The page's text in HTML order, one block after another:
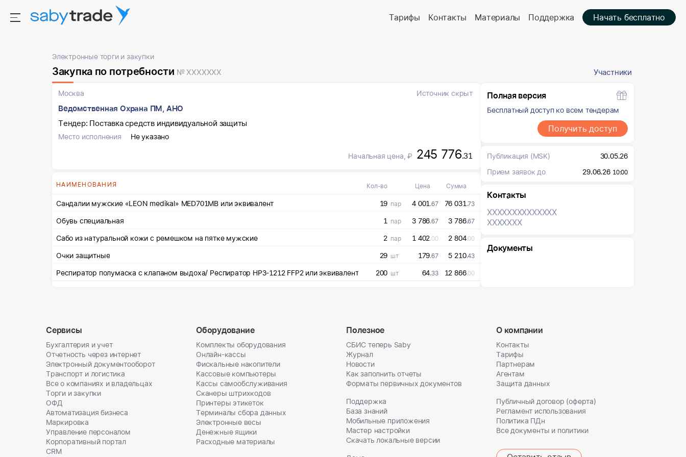
Тарифы Контакты Материалы Поддержка Начать бесплатно
Электронные торги и закупки
Закупка по потребности № XXXXXXX Участники
Москва Источник скрыт
Ведомственная Охрана ПМ, АНО
Тендер: Поставка средств индивидуальной защиты
Место исполнения Не указано
Начальная цена, ₽ 245 776.31
НАИМЕНОВАНИЯ Кол-во Цена Сумма
Сандалии мужские «LEON medikal» MED701MB или эквивалент 19 пар 4 001 .67 76 031.73
Обувь специальная 1 пар 3 786.67 3 786.67
Сабо из натуральной кожи с ремешком на пятке мужские 2 пар 1 402.00 2 804.00
Очки защитные 29 шт 179.67 5 210.43
Респиратор полумаска с клапаном выдоха/ Респиратор HP3-1212 FFP2 или эквивалент 200 шт 64.33 12 866.00
Полная версия
Бесплатный доступ ко всем тендерам
Получить доступ
Публикация (MSK)
30.05.26
Прием заявок до
29.06.26 10:00
Контакты
XXXXXXXXXXXXXX
XXXXXXX
Документы
Сервисы
Бухгалтерия и учет
Отчетность через интернет
Электронный документооборот
Транспорт и логистика
Все о компаниях и владельцах
Торги и закупки
ОФД
Автоматизация бизнеса
Маркировка
Управление персоналом
Корпоративный портал
CRM
Оборудование
Комплекты оборудования
Онлайн-кассы
Фискальные накопители
Кассовые компьютеры
Кассы самообслуживания
Сканеры штрихкодов
Принтеры этикеток
Терминалы сбора данных
Электронные весы
Денежные ящики
Расходные материалы
Полезное
СБИС теперь Saby
Журнал
Новости
Как заполнить отчеты
Форматы первичных документов
Поддержка
База знаний
Мобильные приложения
Мастер настройки
Скачать локальные версии
О компании
Контакты
Тарифы
Партнерам
Агентам
Защита данных
Публичный договор (оферта)
Регламент использования
Политика ПДн
Все документы и политики